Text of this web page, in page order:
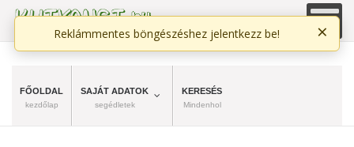
FŐOLDAL
kezdőlap
SAJÁT ADATOK
segédletek
KERESÉS
Mindenhol
Reklámmentes böngészéshez jelentkezz be! ×